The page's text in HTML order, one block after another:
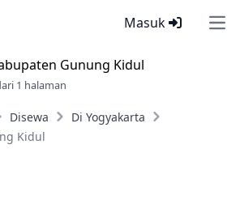
Masuk
Gunung Kidul
1 halaman
Disewa
Di Yogyakarta
Kidul